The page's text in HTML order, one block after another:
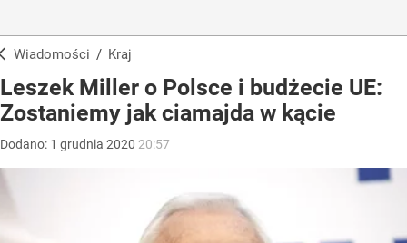
Wiadomości / Kraj
Leszek Miller o Polsce i budżecie UE:
Zostaniemy jak ciamajda w kącie
Dodano: 1 grudnia 2020 20:57